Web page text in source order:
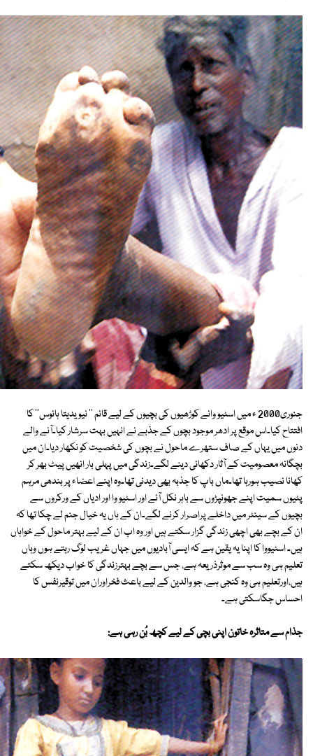
جنوری2000 ء میں اسٹیو وانے کوڑھیوں کی بچیوں کے لیے قائم '' نیویدیتا ہائوس'' کا
افتتاح کیا۔اس موقع پر ادھر موجود بچوں کے جذبے نے انہیں بہت سرشار کیا۔آنے والے
دنوں میں یہاں کے صاف ستھرے ماحول نے بچوں کی شخصیت کو نکھار دیا۔ان میں
بچگانہ معصومیت کے آثار دکھائی دینے لگے۔زندگی میں پہلی بار انھیں پیٹ بھر کر
کھانا نصیب ہورہا تھا۔ماں باپ کا جذبہ بھی دیدنی تھا۔وہ اپنے اعضاء پر بندھی مرہم
پٹیوں سمیت اپنے جھونپڑوں سے باہر نکل آئے اور اسٹیو وا اور ادیاں کے ورکروں سے
بچیوں کے سینٹر میں داخلے پراصرار کرنے لگے۔ان کے ہاں یہ خیال جنم لے چکا تھا کہ
ان کے بچے بھی اچھی زندگی گزار سکتے ہیں اور وہ اب ان کے لیے بہتر ماحول کے خواہاں
ہیں۔ اسٹیووا کا اپنا یہ یقین ہے کہ ایسی آبادیوں میں جہاں غریب لوگ رہتے ہوں وہاں
تعلیم ہی وہ سب سے موثرذریعہ ہے، جس سے بچے بہترزندگی کا خواب دیکھ سکتے
ہیں،اورتعلیم ہی وہ کنجی ہے، جو والدین کے لیے باعث فخراوران میں توقیرنفس کا
احساس جگاسکتی ہے۔
جذام سے متاثرہ خاتون اپنی بچی کے لیے کچھ بُن رہی ہے: